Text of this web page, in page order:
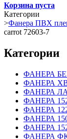
Корзина пуста
Категории
>Фанера ПВХ
carrot 72603-7
Категории
ФАНЕРА
ФАНЕРА
ФАНЕРА
ФАНЕРА
ФАНЕРА
ФАНЕРА
ФАНЕРА
ФАНЕРА